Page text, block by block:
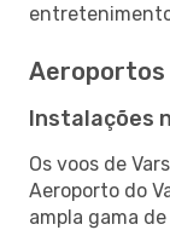
Aeroportos
Instalações
Os voos de
Aeroporto do
ampla gama